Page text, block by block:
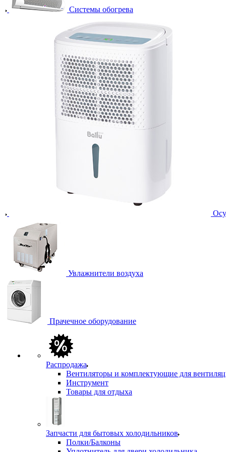
Системы обогрева
Увлажнители воздуха
Прачечное оборудование
Распродажа
Вентиляторы и комплектующие для
Инструмент
Товары для отдыха
Запчасти для бытовых холодильников
Полки/Балконы